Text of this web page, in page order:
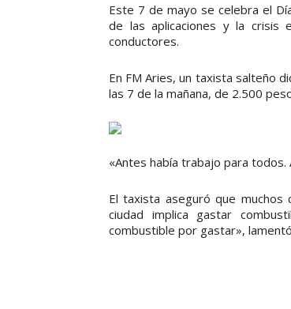
Este 7 de mayo se celebra el
de las aplicaciones y la crisis
conductores.
En FM Aries, un taxista salteño
las 7 de la mañana, de 2.500
«Antes había trabajo para
El taxista aseguró que
ciudad implica gastar
combustible por gastar»,